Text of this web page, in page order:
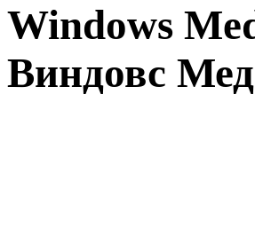
Windows
Виндовс